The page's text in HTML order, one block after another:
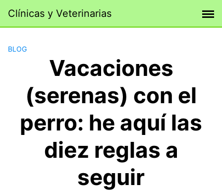
contenido
Clínicas y Veterinarias
BLOG
Vacaciones
(serenas) con el
perro: he aquí las
diez reglas a
seguir